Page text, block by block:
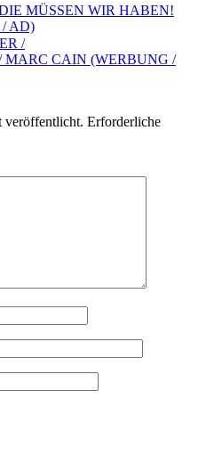
MÜSSEN WIR HABEN!
AD)
/
CAIN (WERBUNG /
veröffentlicht. Erforderliche